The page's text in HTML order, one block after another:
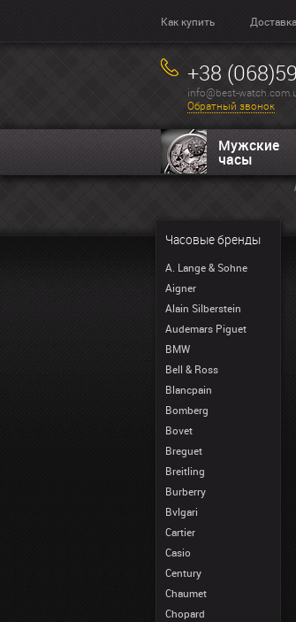
Как купить
+38
info@best-
Обратный звонок
Мужские
часы
Часовые бренды
A. Lange & Sohne
Aigner
Alain Silberstein
Audemars Piguet
BMW
Bell & Ross
Blancpain
Bomberg
Bovet
Breguet
Breitling
Burberry
Bvlgari
Cartier
Casio
Century
Chaumet
Chopard